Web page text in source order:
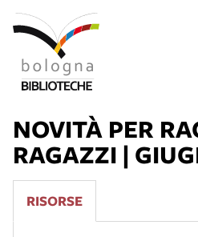
NOVITÀ PER
RAGAZZI |
RISORSE